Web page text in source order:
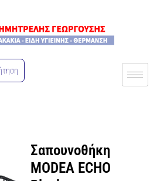
Σαπουνοθήκη
MODEA ECHO